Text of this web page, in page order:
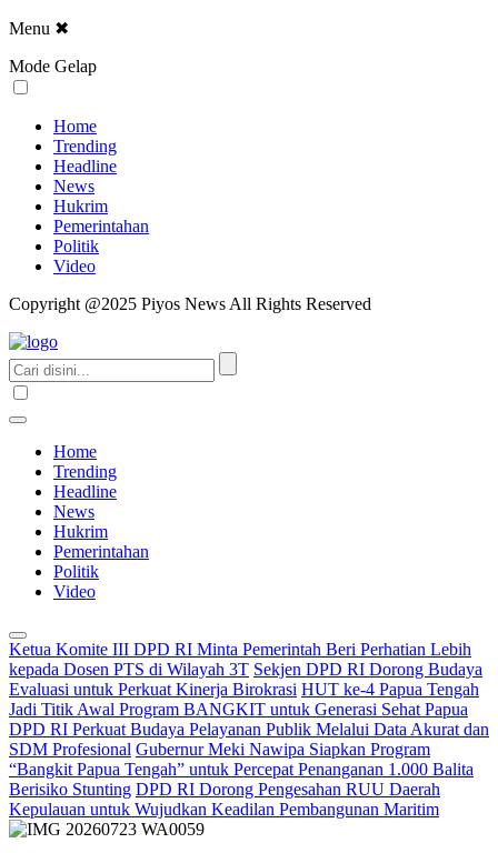
Menu ✖
Mode Gelap
Home
Trending
Headline
News
Hukrim
Pemerintahan
Politik
Video
Copyright @2025 Piyos News All Rights Reserved
Home
Trending
Headline
News
Hukrim
Pemerintahan
Politik
Video
Ketua Komite III DPD RI Minta Pemerintah Beri Perhatian Lebih
kepada Dosen PTS di Wilayah 3T Sekjen DPD RI Dorong Budaya
Evaluasi untuk Perkuat Kinerja Birokrasi HUT ke-4 Papua Tengah
Jadi Titik Awal Program BANGKIT untuk Generasi Sehat Papua
DPD RI Perkuat Budaya Pelayanan Publik Melalui Data Akurat dan
SDM Profesional Gubernur Meki Nawipa Siapkan Program
“Bangkit Papua Tengah” untuk Percepat Penanganan 1.000 Balita
Berisiko Stunting DPD RI Dorong Pengesahan RUU Daerah
Kepulauan untuk Wujudkan Keadilan Pembangunan Maritim